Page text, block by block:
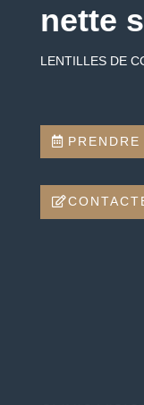
nette
LENTILLES DE